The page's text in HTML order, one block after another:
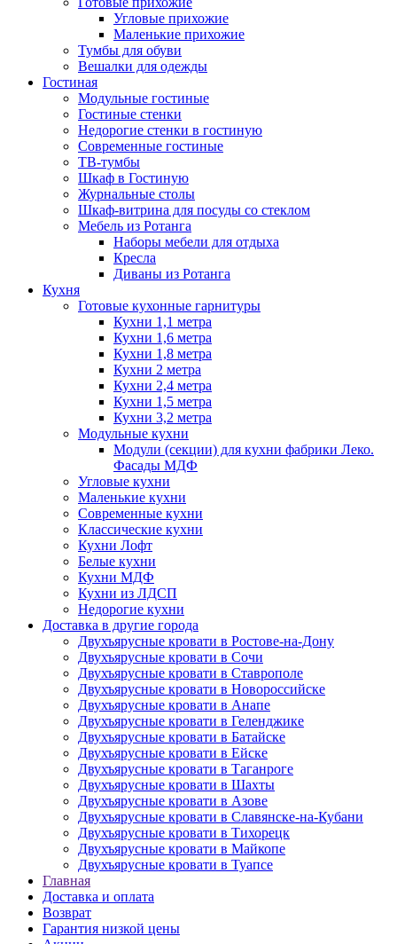
Угловые прихожие
Маленькие прихожие
Тумбы для обуви
Вешалки для одежды
Гостиная
Модульные гостиные
Гостиные стенки
Недорогие стенки в гостиную
Современные гостиные
ТВ-тумбы
Шкаф в Гостиную
Журнальные столы
Шкаф-витрина для посуды со стеклом
Мебель из Ротанга
Наборы мебели для отдыха
Кресла
Диваны из Ротанга
Кухня
Готовые кухонные гарнитуры
Кухни 1,1 метра
Кухни 1,6 метра
Кухни 1,8 метра
Кухни 2 метра
Кухни 2,4 метра
Кухни 1,5 метра
Кухни 3,2 метра
Модульные кухни
Модули (секции) для кухни фабрики Леко.
Фасады МДФ
Угловые кухни
Маленькие кухни
Современные кухни
Классические кухни
Кухни Лофт
Белые кухни
Кухни МДФ
Кухни из ЛДСП
Недорогие кухни
Доставка в другие города
Двухъярусные кровати в Ростове-на-Дону
Двухъярусные кровати в Сочи
Двухъярусные кровати в Ставрополе
Двухъярусные кровати в Новороссийске
Двухъярусные кровати в Анапе
Двухъярусные кровати в Геленджике
Двухъярусные кровати в Батайске
Двухъярусные кровати в Ейске
Двухъярусные кровати в Таганроге
Двухъярусные кровати в Шахты
Двухъярусные кровати в Азове
Двухъярусные кровати в Славянске-на-Кубани
Двухъярусные кровати в Тихорецк
Двухъярусные кровати в Майкопе
Двухъярусные кровати в Туапсе
Главная
Доставка и оплата
Возврат
Гарантия низкой цены